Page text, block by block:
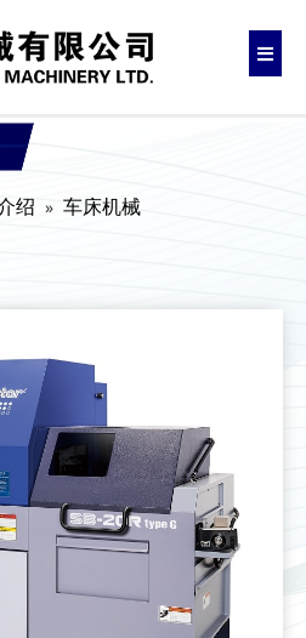
绍
车床机械